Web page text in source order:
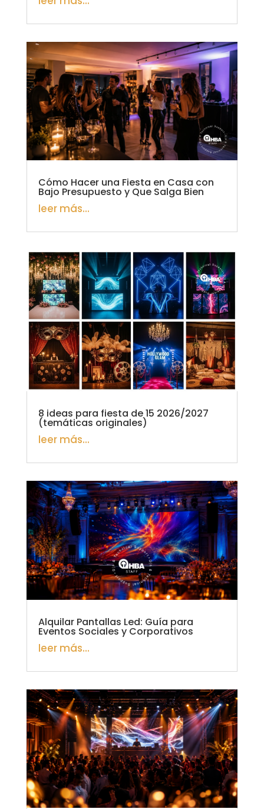
Cómo Hacer una Fiesta en Casa con
Bajo Presupuesto y Que Salga Bien
leer más...
8 ideas para fiesta de 15 2026/2027
(temáticas originales)
leer más...
Alquilar Pantallas Led: Guía para
Eventos Sociales y Corporativos
leer más...